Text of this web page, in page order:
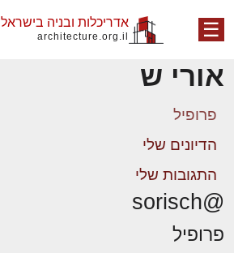
☰ אדריכלות ובניה בישראל
architecture.org.il
אורי ש
פרופיל
הדיונים שלי
התגובות שלי
@sorisch
פרופיל